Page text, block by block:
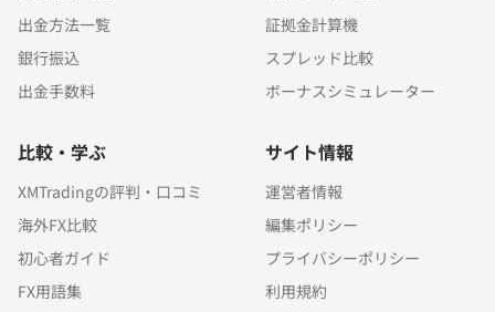
出金方法一覧
銀行振込
出金手数料
証拠金計算機
スプレッド比較
ボーナスシミュレーター
比較・学ぶ
XMTradingの評判・口コミ
海外FX比較
初心者ガイド
FX用語集
サイト情報
運営者情報
編集ポリシー
プライバシーポリシー
利用規約